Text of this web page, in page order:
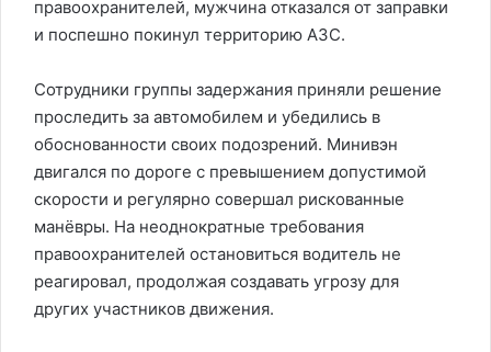
правоохранителей, мужчина отказался от заправки
и поспешно покинул территорию АЗС.
Сотрудники группы задержания приняли решение
проследить за автомобилем и убедились в
обоснованности своих подозрений. Минивэн
двигался по дороге с превышением допустимой
скорости и регулярно совершал рискованные
манёвры. На неоднократные требования
правоохранителей остановиться водитель не
реагировал, продолжая создавать угрозу для
других участников движения.